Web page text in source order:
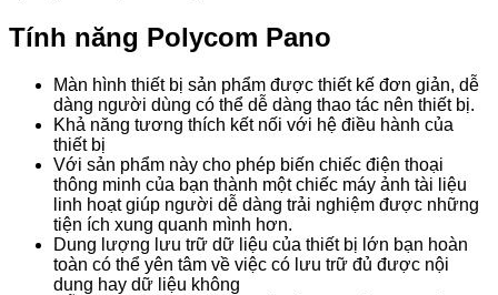
Tính năng Polycom Pano
Màn hình thiết bị sản phẩm được thiết kế đơn giản, dễ
dàng người dùng có thể dễ dàng thao tác nên thiết bị.
Khả năng tương thích kết nối với hệ điều hành của
thiết bị
Với sản phẩm này cho phép biến chiếc điện thoại
thông minh của bạn thành một chiếc máy ảnh tài liệu
linh hoạt giúp người dễ dàng trải nghiệm được những
tiện ích xung quanh mình hơn.
Dung lượng lưu trữ dữ liệu của thiết bị lớn bạn hoàn
toàn có thể yên tâm về việc có lưu trữ đủ được nội
dung hay dữ liệu không